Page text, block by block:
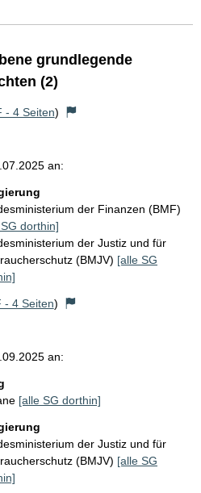
grundlegende
(2)
- 4 Seiten)
an:
der Finanzen (BMF)
dorthin]
der Justiz und für
(BMJV) [alle SG
- 4 Seiten)
an:
[alle SG dorthin]
der Justiz und für
(BMJV) [alle SG